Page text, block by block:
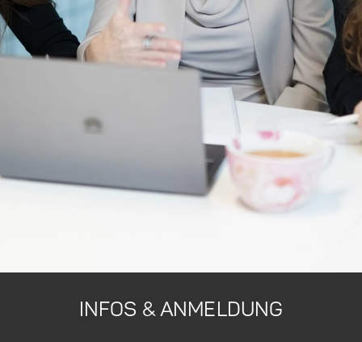
INFOS & ANMELDUNG